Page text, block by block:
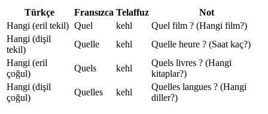
Türkçe Fransızca Telaffuz
Not
Hangi (eril tekil) Quel kehl
Quel film ? (Hangi film?)
Hangi (dişil
tekil)
Quelle kehl
Quelle heure ? (Saat kaç?)
Hangi (eril
çoğul)
Quels kehl
Quels livres ? (Hangi
kitaplar?)
Hangi (dişil
çoğul)
Quelles kehl
Quelles langues ? (Hangi
diller?)